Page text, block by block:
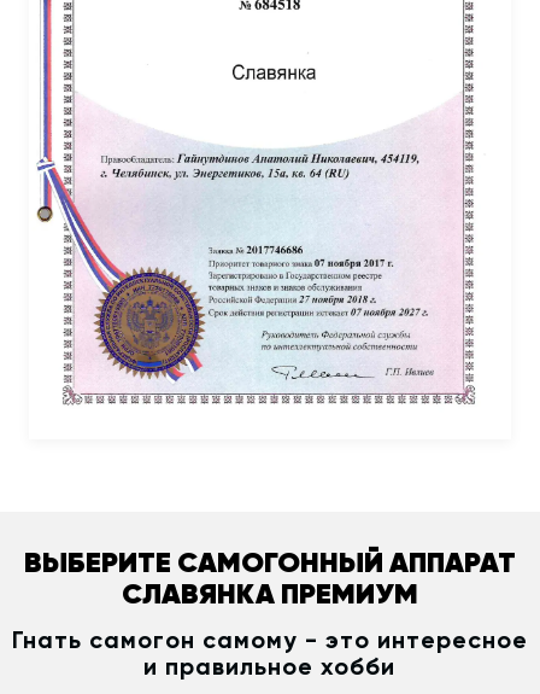
ВЫБЕРИТЕ САМОГОННЫЙ АППАРАТ
СЛАВЯНКА ПРЕМИУМ
Гнать самогон самому - это интересное
и правильное хобби